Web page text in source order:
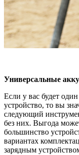
Универсальные
Если у вас будет
устройство, то вы
следующий
без них. Выгода
большинство
вариантах
зарядным